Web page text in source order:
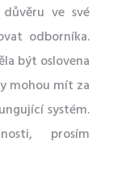
ve své
odborníka.
být oslovena
mohou mít za
systém.
prosím